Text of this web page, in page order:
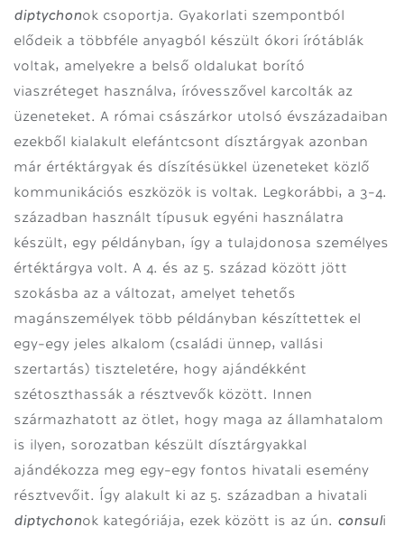
diptychonok csoportja. Gyakorlati szempontból
elődeik a többféle anyagból készült ókori írótáblák
voltak, amelyekre a belső oldalukat borító
viaszréteget használva, íróvesszővel karcolták az
üzeneteket. A római császárkor utolsó évszázadaiban
ezekből kialakult elefántcsont dísztárgyak azonban
már értéktárgyak és díszítésükkel üzeneteket közlő
kommunikációs eszközök is voltak. Legkorábbi, a 3-4.
században használt típusuk egyéni használatra
készült, egy példányban, így a tulajdonosa személyes
értéktárgya volt. A 4. és az 5. század között jött
szokásba az a változat, amelyet tehetős
magánszemélyek több példányban készíttettek el
egy-egy jeles alkalom (családi ünnep, vallási
szertartás) tiszteletére, hogy ajándékként
szétoszthassák a résztvevők között. Innen
származhatott az ötlet, hogy maga az államhatalom
is ilyen, sorozatban készült dísztárgyakkal
ajándékozza meg egy-egy fontos hivatali esemény
résztvevőit. Így alakult ki az 5. században a hivatali
diptychonok kategóriája, ezek között is az ún. consuli